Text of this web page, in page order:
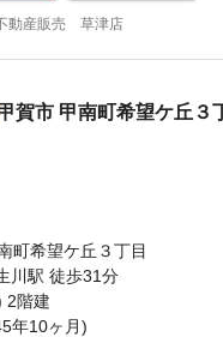
動産販売 草津店
賀市 甲南町希望ケ丘３
町希望ケ丘３丁目
川駅 徒歩31分
2階建
年10ヶ月)